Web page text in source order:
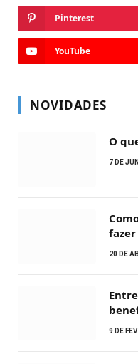
Pinterest
YouTube
NOVIDADES
O
7 DE
fazer
20 DE
9 DE